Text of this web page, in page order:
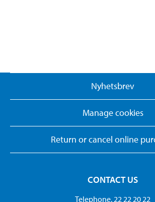
Nyhetsbrev
Manage cookies
Return or cancel online
CONTACT US
Telephone. 22 22 20 22